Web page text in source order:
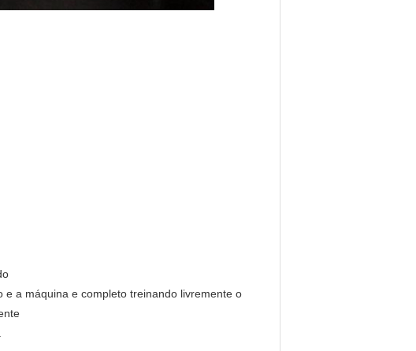
a máquina e completo treinando livremente o